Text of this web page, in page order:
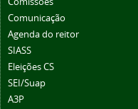
Comunicação
Agenda do reitor
SIASS
Eleições CS
SEI/Suap
A3P